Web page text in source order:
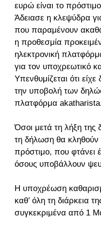
ευρώ είναι το
Άδειασε η κλεψύδρα
που παραμένουν
η προθεσμία
ηλεκτρονική
για τον υποχρεωτικό
Υπενθυμίζεται ότι
την υποβολή των
πλατφόρμα
Όσοι μετά τη λήξη της
τη δήλωση θα
πρόστιμο, που φτάνει
όσους υποβάλλουν
Η υποχρέωση
καθ’ όλη τη διάρκεια
συγκεκριμένα από 1